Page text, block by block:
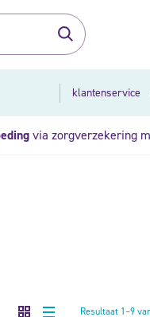
klantenservice
via zorgverzekering
Resultaat 1–9